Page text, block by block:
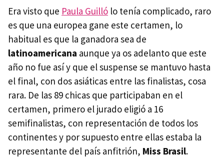
Era visto que Paula Guilló lo tenía complicado, raro
es que una europea gane este certamen, lo
habitual es que la ganadora sea de
latinoamericana aunque ya os adelanto que este
año no fue así y que el suspense se mantuvo hasta
el final, con dos asiáticas entre las finalistas, cosa
rara. De las 89 chicas que participaban en el
certamen, primero el jurado eligió a 16
semifinalistas, con representación de todos los
continentes y por supuesto entre ellas estaba la
representante del país anfitrión, Miss Brasil.